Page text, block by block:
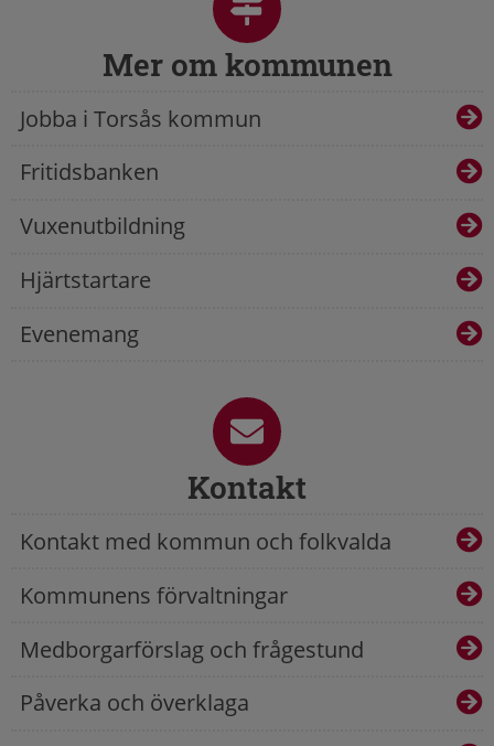
Mer om kommunen
Jobba i Torsås kommun
Fritidsbanken
Vuxenutbildning
Hjärtstartare
Evenemang
Kontakt
Kontakt med kommun och folkvalda
Kommunens förvaltningar
Medborgarförslag och frågestund
Påverka och överklaga